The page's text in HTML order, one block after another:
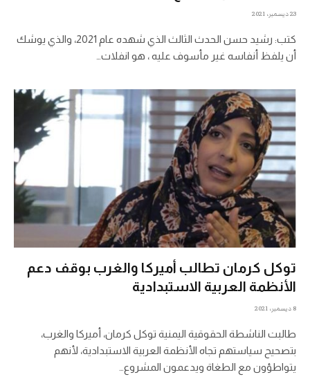
23 ديسمبر، 2021
كتب: رشيد حسن الحدث الثالث الذي شهده عام 2021، والذي يوشك
أن يلفظ أنفاسه غير مأسوف عليه ، هو انفلات…
توكل كرمان تطالب أميركا والغرب بوقف دعم
الأنظمة العربية الاستبدادية
8 ديسمبر، 2021
طالبت الناشطة الحقوقية اليمنية توكل كرمان، أميركا والغرب،
بتصحيح سياستهم تجاه الأنظمة العربية الاستبدادية، لأنهم
يتواطؤون مع الطغاة ويدعمون المشروع…